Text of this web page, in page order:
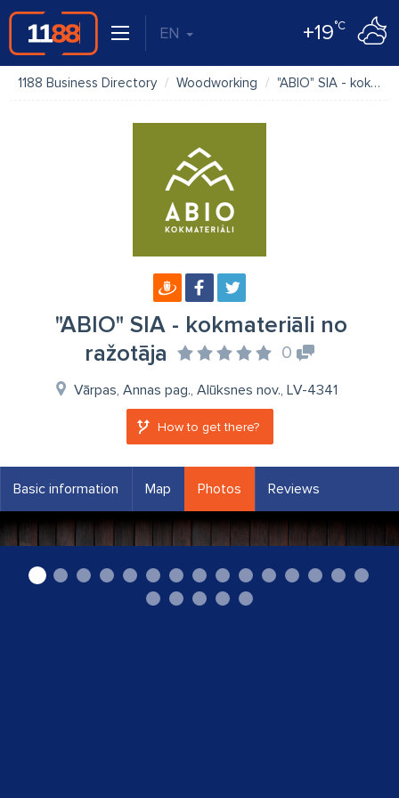
EN +19°C
1188 Business Directory Woodworking "ABIO" SIA - kokmateriāli no ražotāja
"ABIO" SIA - kokmateriāli no
ražotāja
0
Vārpas, Annas pag., Alūksnes nov., LV-4341
How to get there?
Basic information Map Photos Reviews